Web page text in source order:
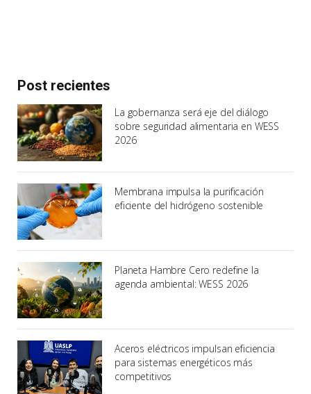
Post recientes
La gobernanza será eje del diálogo
sobre seguridad alimentaria en WESS
2026
Membrana impulsa la purificación
eficiente del hidrógeno sostenible
Planeta Hambre Cero redefine la
agenda ambiental: WESS 2026
Aceros eléctricos impulsan eficiencia
para sistemas energéticos más
competitivos